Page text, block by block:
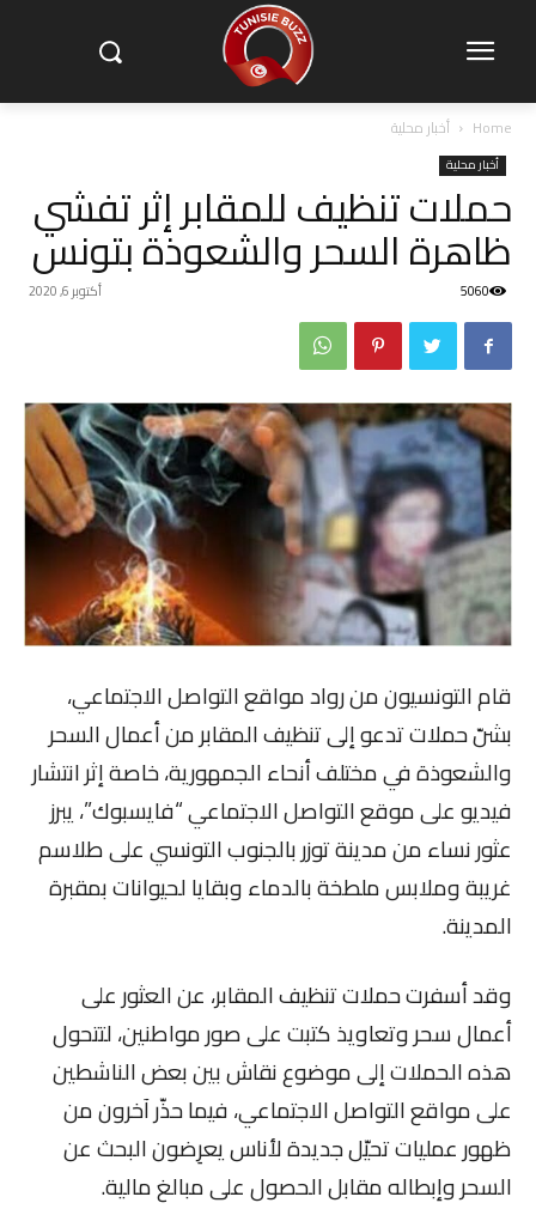
Home أخبار محلية
أخبار محلية
حملات تنظيف للمقابر إثر تفشي
ظاهرة السحر والشعوذة بتونس
أكتوبر 6, 2020 5060
قام التونسيون من رواد مواقع التواصل الاجتماعي،
بشنّ حملات تدعو إلى تنظيف المقابر من أعمال السحر
والشعوذة في مختلف أنحاء الجمهورية، خاصة إثر انتشار
فيديو على موقع التواصل الاجتماعي “فايسبوك”، يبرز
عثور نساء من مدينة توزر بالجنوب التونسي على طلاسم
غريبة وملابس ملطخة بالدماء وبقايا لحيوانات بمقبرة
المدينة.
وقد أسفرت حملات تنظيف المقابر، عن العثور على
أعمال سحر وتعاويذ كتبت على صور مواطنين، لتتحول
هذه الحملات إلى موضوع نقاش بين بعض الناشطين
على مواقع التواصل الاجتماعي، فيما حذّر آخرون من
ظهور عمليات تحيّل جديدة لأناس يعرِضون البحث عن
السحر وإبطاله مقابل الحصول على مبالغ مالية.